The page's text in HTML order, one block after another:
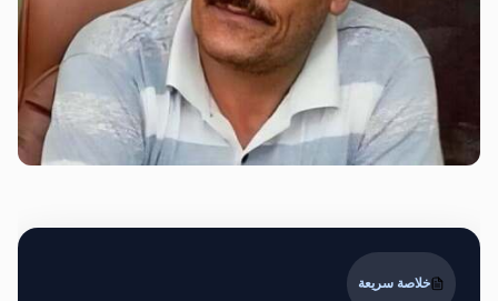
خلاصة سريعة